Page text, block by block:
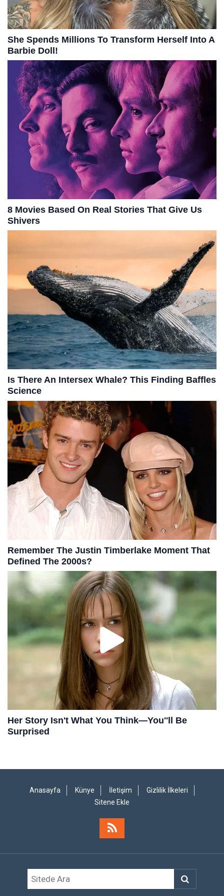
Anasayfa Künye İletişim
Gizlilik İlkeleri
Sitene Ekle